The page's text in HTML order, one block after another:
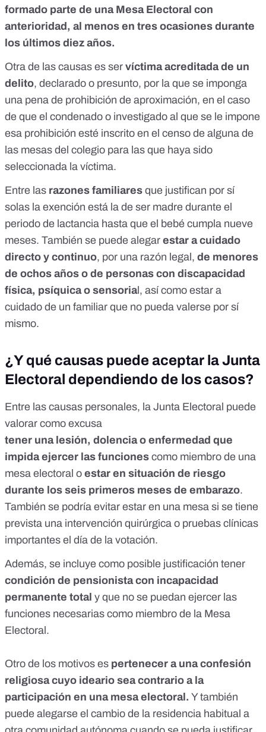
formado parte de una Mesa Electoral con
anterioridad, al menos en tres ocasiones durante
los últimos diez años.
Otra de las causas es ser víctima acreditada de un
delito, declarado o presunto, por la que se imponga
una pena de prohibición de aproximación, en el caso
de que el condenado o investigado al que se le impone
esa prohibición esté inscrito en el censo de alguna de
las mesas del colegio para las que haya sido
seleccionada la víctima.
Entre las razones familiares que justifican por sí
solas la exención está la de ser madre durante el
periodo de lactancia hasta que el bebé cumpla nueve
meses. También se puede alegar estar a cuidado
directo y continuo, por una razón legal, de menores
de ochos años o de personas con discapacidad
física, psíquica o sensorial, así como estar a
cuidado de un familiar que no pueda valerse por sí
mismo.
¿Y qué causas puede aceptar la Junta
Electoral dependiendo de los casos?
Entre las causas personales, la Junta Electoral puede
valorar como excusa
tener una lesión, dolencia o enfermedad que
impida ejercer las funciones como miembro de una
mesa electoral o estar en situación de riesgo
durante los seis primeros meses de embarazo.
También se podría evitar estar en una mesa si se tiene
prevista una intervención quirúrgica o pruebas clínicas
importantes el día de la votación.
Además, se incluye como posible justificación tener
condición de pensionista con incapacidad
permanente total y que no se puedan ejercer las
funciones necesarias como miembro de la Mesa
Electoral.
Otro de los motivos es pertenecer a una confesión
religiosa cuyo ideario sea contrario a la
participación en una mesa electoral. Y también
puede alegarse el cambio de la residencia habitual a